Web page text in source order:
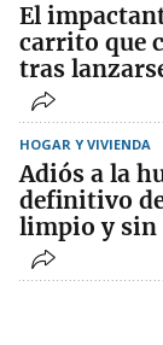
El
carrito que
tras
HOGAR Y VIVIENDA
Adiós a la
definitivo
limpio y sin